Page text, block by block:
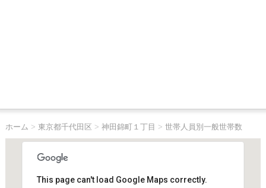
ホーム > 東京都千代田区 > 神田錦町１丁目 > 世帯人員別一般世帯数
This page can't load Google Maps correctly.